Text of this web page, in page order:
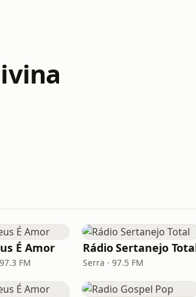
É Amor
FM
Rádio Sertanejo
Serra · 97.5 FM